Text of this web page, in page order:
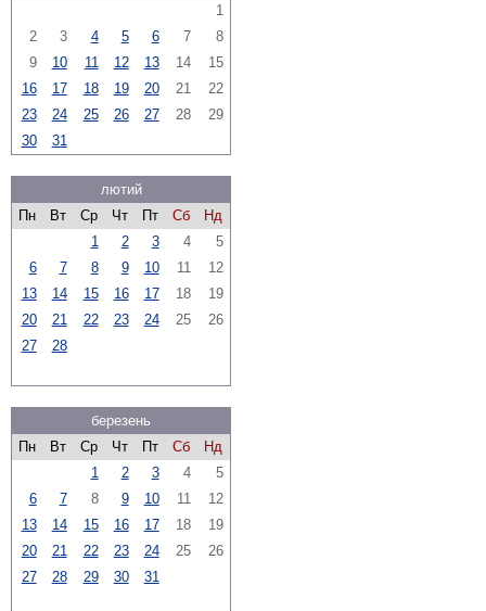
1
2
3 4 5 6 7
8
9
10 11 12 13 14
15
16
17 18 19 20 21
22
23
24 25 26 27 28
29
30
31
лютий
Пн
Вт Ср Чт Пт Сб
Нд
1
2 3 4
5
6
7 8 9 10 11
12
13
14 15 16 17 18
19
20
21 22 23 24 25
26
27
28
березень
Пн
Вт Ср Чт Пт Сб
Нд
1
2 3 4
5
6
7 8 9 10 11
12
13
14 15 16 17 18
19
20
21 22 23 24 25
26
27
28 29 30 31